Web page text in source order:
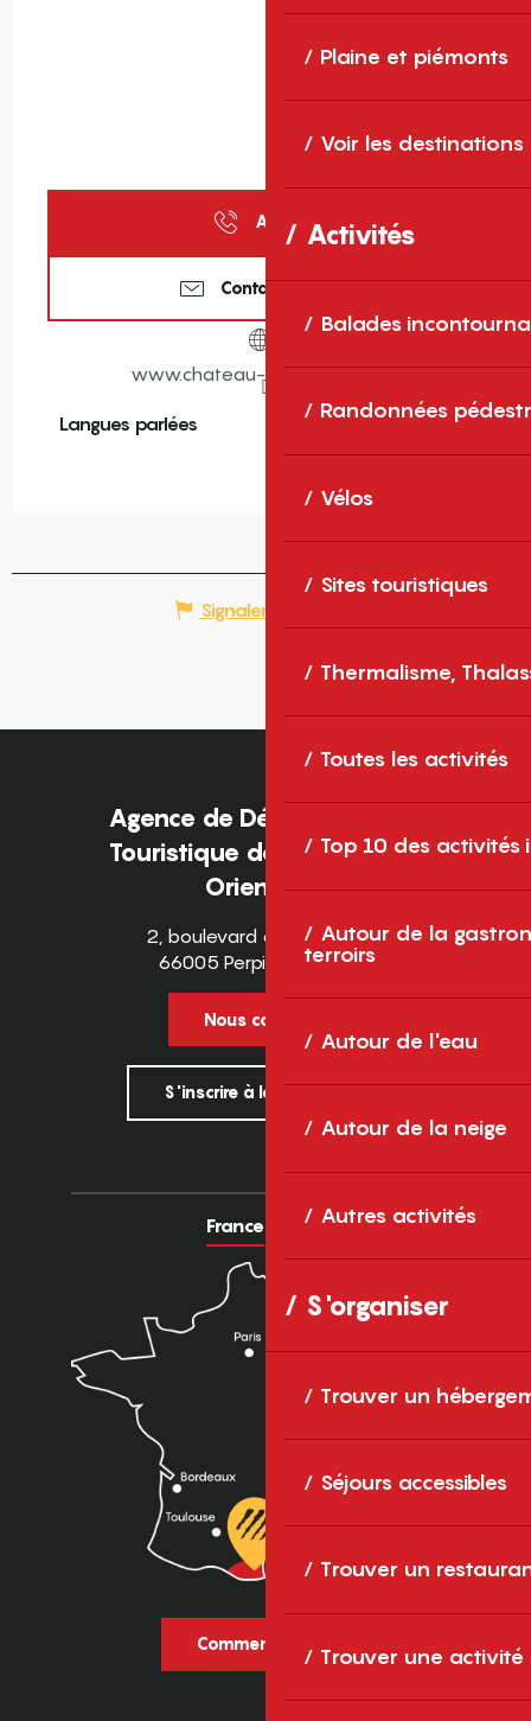
Plaine et piémonts
Voir les destinations
Activités
Balades
Randonnées
Vélos
Sites touristiques
Thermalisme,
Toutes les activités
Top 10 des activités
Autour de la
terroirs
Autour de l'eau
Autour de la neige
Autres activités
S'organiser
Trouver un
Séjours accessibles
Trouver un
Trouver une activité
Appeler
Contactez-nous
www.chateau-des-hospices.fr
Langues parlées
Langues parlées
Signaler une erreur
Agence de Développement
Touristique des Pyrénées-
Orientales
2, boulevard des Pyrénées
66005 Perpignan Cedex
Nous contacter
S'inscrire à la newsletter
France Europe
Comment venir ?